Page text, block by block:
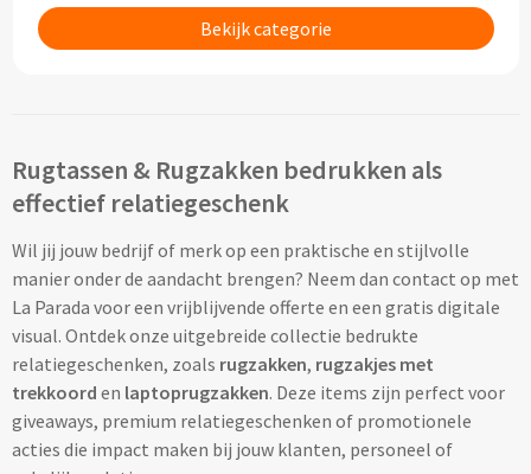
Thermosflessen bedrukken
Waterflesjes bedrukken
Mokken & Bekers
Reis- & Thermosbekers bedrukken
Mokken & Kopjes bedrukken
Bekers bedrukken
Custom made knuffels
Custom made opblaas artikelen
Custom made voetballen & frisbees
Custom made auto zonneschermen
Offerte + Visual opvragen
Offerte + Visual opvragen
Bekijk categorie
Rugtassen & Rugzakken bedrukken als
effectief relatiegeschenk
Wil jij jouw bedrijf of merk op een praktische en stijlvolle
manier onder de aandacht brengen? Neem dan contact op met
La Parada voor een vrijblijvende offerte en een gratis digitale
visual. Ontdek onze uitgebreide collectie bedrukte
relatiegeschenken, zoals rugzakken, rugzakjes met
trekkoord en laptoprugzakken. Deze items zijn perfect voor
giveaways, premium relatiegeschenken of promotionele
acties die impact maken bij jouw klanten, personeel of